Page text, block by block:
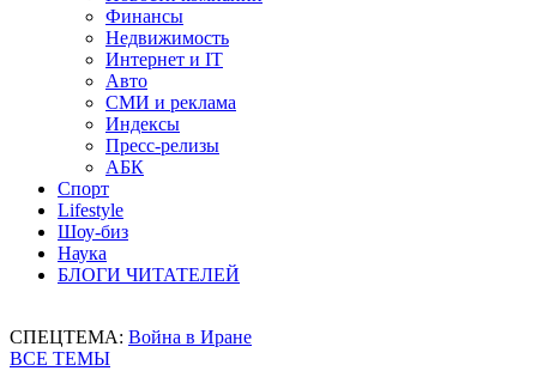
Финансы
Недвижимость
Интернет и IT
Авто
СМИ и реклама
Индексы
Пресс-релизы
АБК
Спорт
Lifestyle
Шоу-биз
Наука
БЛОГИ ЧИТАТЕЛЕЙ
СПЕЦТЕМА: Война в Иране
ВСЕ ТЕМЫ